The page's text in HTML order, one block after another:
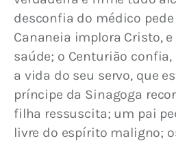
desconfia do médico pede
Cananeia implora Cristo,
saúde; o Centurião confia,
a vida do seu servo, que
príncipe da Sinagoga
filha ressuscita; um pai
livre do espírito maligno;